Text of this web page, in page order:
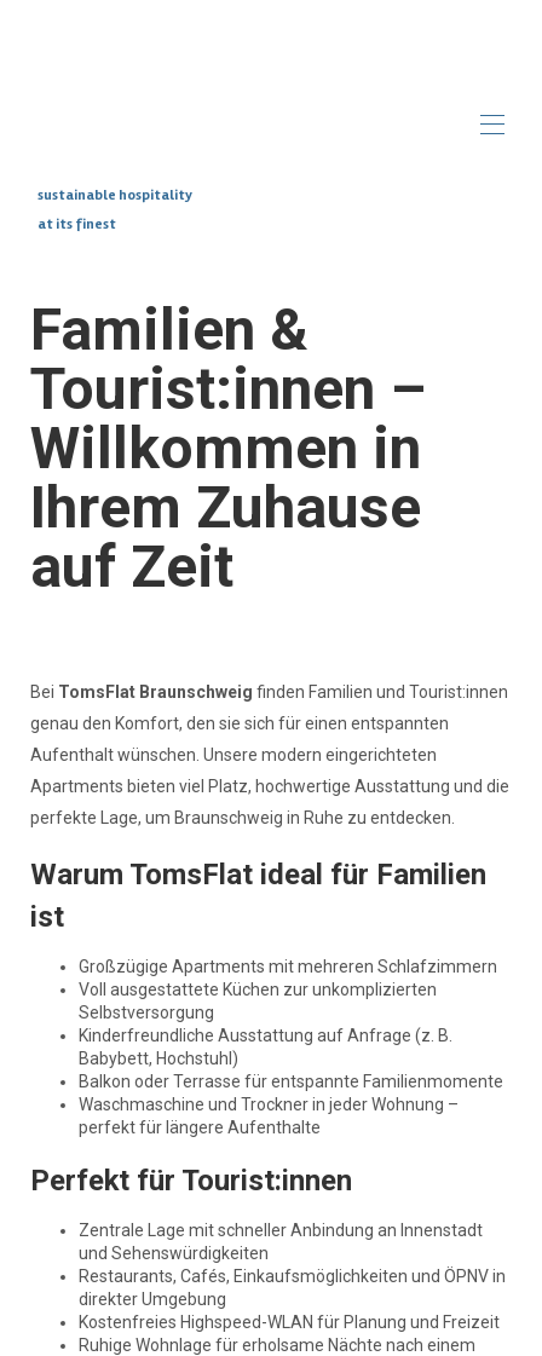
sustainable hospitality
at its finest
Insurance Stays
Make
Blog
Familien &
Tourist:innen –
Willkommen in
Ihrem Zuhause
auf Zeit
Bei TomsFlat Braunschweig finden Familien und Tourist:innen
genau den Komfort, den sie sich für einen entspannten
Aufenthalt wünschen. Unsere modern eingerichteten
Apartments bieten viel Platz, hochwertige Ausstattung und die
perfekte Lage, um Braunschweig in Ruhe zu entdecken.
Warum TomsFlat ideal für Familien
ist
Großzügige Apartments mit mehreren Schlafzimmern
Voll ausgestattete Küchen zur unkomplizierten
Selbstversorgung
Kinderfreundliche Ausstattung auf Anfrage (z. B.
Babybett, Hochstuhl)
Balkon oder Terrasse für entspannte Familienmomente
Waschmaschine und Trockner in jeder Wohnung –
perfekt für längere Aufenthalte
Perfekt für Tourist:innen
Zentrale Lage mit schneller Anbindung an Innenstadt
und Sehenswürdigkeiten
Restaurants, Cafés, Einkaufsmöglichkeiten und ÖPNV in
direkter Umgebung
Kostenfreies Highspeed-WLAN für Planung und Freizeit
Ruhige Wohnlage für erholsame Nächte nach einem